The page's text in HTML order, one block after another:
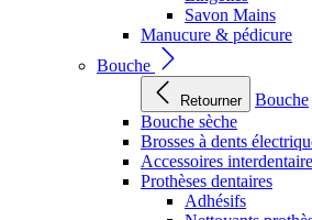
Savon Mains
Manucure & pédicure
Bouche
Retourner
Bouche
Bouche sèche
Brosses à dents
Accessoires
Prothèses dentaires
Adhésifs